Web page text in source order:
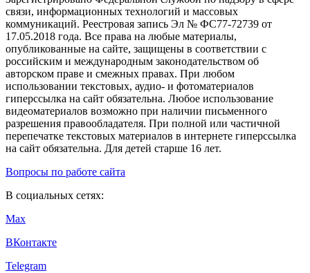
связи, информационных технологий и массовых
коммуникаций. Реестровая запись Эл № ФС77-72739 от
17.05.2018 года. Все права на любые материалы,
опубликованные на сайте, защищены в соответствии с
российским и международным законодательством об
авторском праве и смежных правах. При любом
использовании текстовых, аудио- и фотоматериалов
гиперссылка на сайт обязательна. Любое использование
видеоматериалов возможно при наличии письменного
разрешения правообладателя. При полной или частичной
перепечатке текстовых материалов в интернете гиперссылка
на сайт обязательна. Для детей старше 16 лет.
Вопросы по работе сайта
В социальных сетях:
Max
ВКонтакте
Telegram